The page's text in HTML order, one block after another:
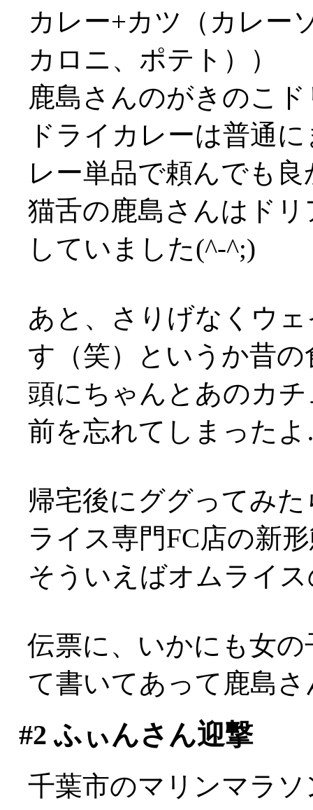
カレー+カツ（カレー
カロニ、ポテト））
鹿島さんのがきのこ
ドライカレーは普通
レー単品で頼んでも
猫舌の鹿島さんはド
していました(^-^;)
あと、さりげなくウ
す（笑）というか昔
頭にちゃんとあのカ
前を忘れてしまった
帰宅後にググってみ
ライス専門FC店の新
そういえばオムライ
伝票に、いかにも女
て書いてあって鹿島
#2 ふぃんさん迎撃
千葉市のマリンマラ